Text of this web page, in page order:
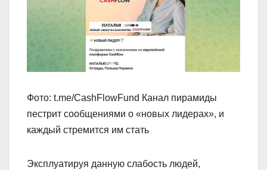
Фото: t.me/CashFlowFund Канал пирамиды
пестрит сообщениями о «новых лидерах», и
каждый стремится им стать
Эксплуатируя данную слабость людей,